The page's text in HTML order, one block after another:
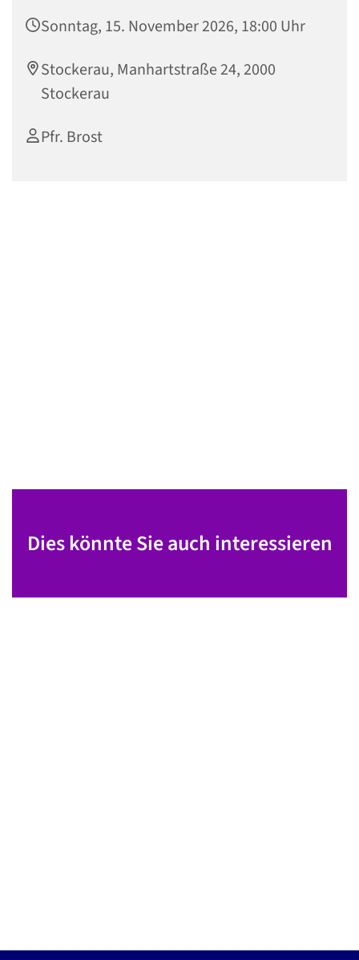
Sonntag, 15. November 2026, 18:00 Uhr
Stockerau, Manhartstraße 24, 2000
Stockerau
Pfr. Brost
Dies könnte Sie auch interessieren